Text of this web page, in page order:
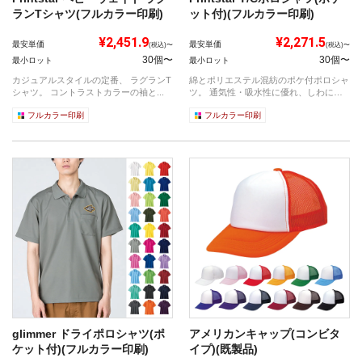
ランTシャツ(フルカラー印刷)
最安単価 ¥2,451.9(税込)〜
最小ロット 30個〜
カジュアルスタイルの定番、 ラグランT
シャツ。 コントラストカラーの袖と...
フルカラー印刷
ット付)(フルカラー印刷)
最安単価 ¥2,271.5(税込)〜
最小ロット 30個〜
綿とポリエステル混紡のポケ付ポロシャ
ツ。 通気性・吸水性に優れ、しわにな
フルカラー印刷
glimmer ドライポロシャツ(ポ
ケット付)(フルカラー印刷)
アメリカンキャップ(コンビタ
イプ)(既製品)